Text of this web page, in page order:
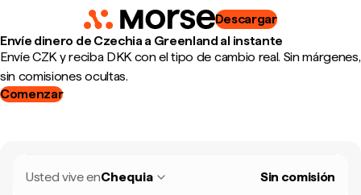
Descargar
Envíe dinero de Czechia a Greenland al instante
Envíe CZK y reciba DKK con el tipo de cambio real. Sin márgenes,
sin comisiones ocultas.
Comenzar
Usted vive enChequia Sin comisión